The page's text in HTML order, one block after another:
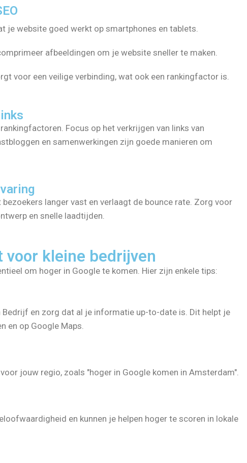
je website goed werkt op smartphones en tablets.
afbeeldingen om je website sneller te maken.
voor een veilige verbinding, wat ook een rankingfactor is.
Focus op het verkrijgen van links van
en samenwerkingen zijn goede manieren om
langer vast en verlaagt de bounce rate. Zorg voor
en snelle laadtijden.
voor kleine bedrijven
om hoger in Google te komen. Hier zijn enkele tips:
en zorg dat al je informatie up-to-date is. Dit helpt je
en op Google Maps.
jouw regio, zoals "hoger in Google komen in Amsterdam".
en kunnen je helpen hoger te scoren in lokale